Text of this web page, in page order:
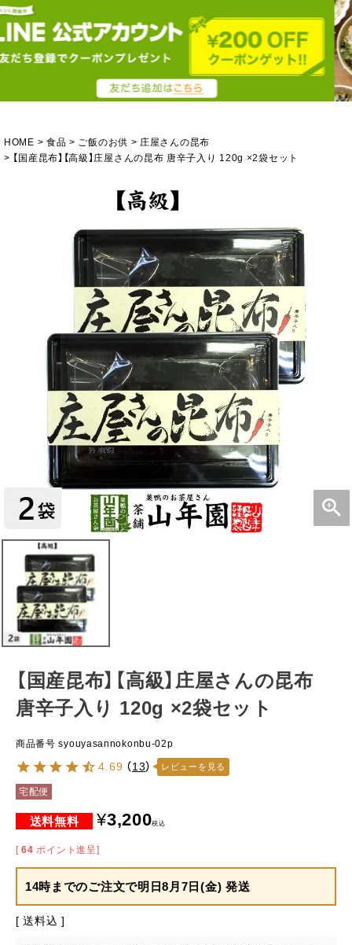
HOME 食品 ご飯のお供
庄屋さんの昆布
【国産昆布】【高級】庄屋さんの昆布 唐辛子入り 120g ×2袋セット
【国産昆布】【高級】庄屋さんの昆布
唐辛子入り 120g ×2袋セット
商品番号 syouyasannokonbu-02p
4.69 （13） レビューを見る
宅配便
¥3,200税込
[ 64 ポイント進呈]
14時までのご注文で明日8月7日(金) 発送
送料込